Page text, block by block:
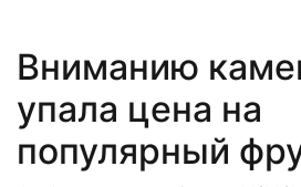
Вниманию
упала цена на
популярный